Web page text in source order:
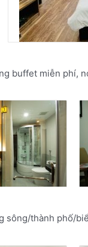
buffet miễn phí,
sông/thành phố/